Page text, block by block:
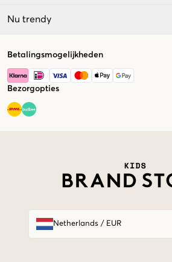
Nu trendy
Betalingsmogelijkheden
Bezorgopties
Netherlands/ EUR